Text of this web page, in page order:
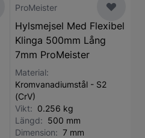
ProMeister
Hylsmejsel Med Flexibel
Klinga 500mm Lång
7mm ProMeister
Material:
Kromvanadiumstål - S2
(CrV)
Vikt: 0.256 kg
Längd: 500 mm
Dimension: 7 mm